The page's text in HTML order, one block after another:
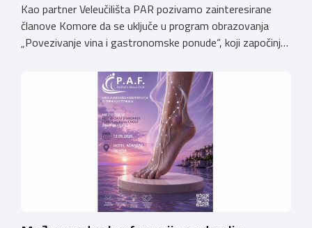
Kao partner Veleučilišta PAR pozivamo zainteresirane
članove Komore da se uključe u program obrazovanja
„Povezivanje vina i gastronomske ponude“, koji započinje
PAR.Voditelj programa je dr. sc. Slobodan Ivanović,
profesor emeritus. Posebno ističemo kako je program za
sve polaznike potpuno besplatan, budući da se financira